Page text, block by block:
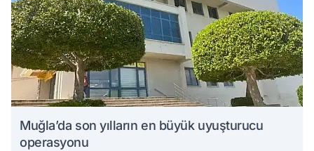
Muğla’da son yılların en büyük uyuşturucu
operasyonu